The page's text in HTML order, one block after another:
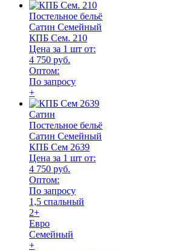
Постельное бельё
Сатин Семейный
КПБ Сем. 210
Цена за 1 шт от:
4 750 руб.
Оптом:
По запросу
+
Сатин
Постельное бельё
Сатин Семейный
КПБ Сем 2639
Цена за 1 шт от:
4 750 руб.
Оптом:
По запросу
1,5 спальный
2+
Евро
Семейный
+